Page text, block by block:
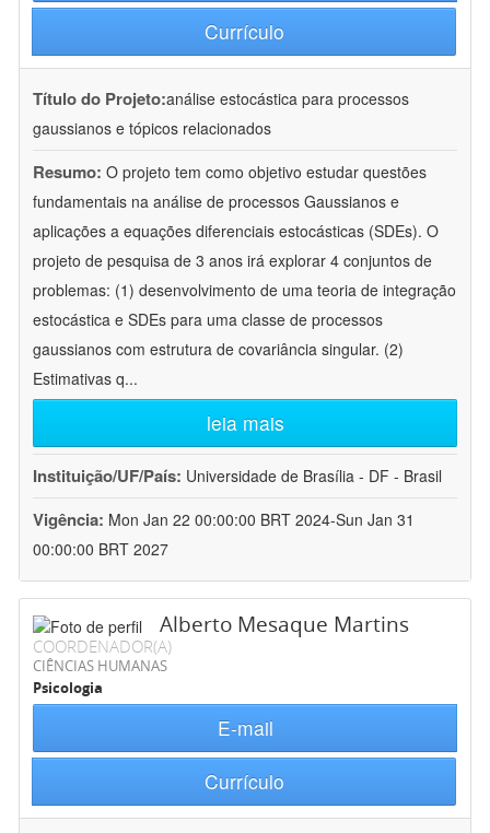
Currículo
Título do Projeto:análise estocástica para processos
gaussianos e tópicos relacionados
Resumo: O projeto tem como objetivo estudar questões
fundamentais na análise de processos Gaussianos e
aplicações a equações diferenciais estocásticas (SDEs). O
projeto de pesquisa de 3 anos irá explorar 4 conjuntos de
problemas: (1) desenvolvimento de uma teoria de integração
estocástica e SDEs para uma classe de processos
gaussianos com estrutura de covariância singular. (2)
Estimativas q...
leia mais
Instituição/UF/País: Universidade de Brasília - DF - Brasil
Vigência: Mon Jan 22 00:00:00 BRT 2024-Sun Jan 31
00:00:00 BRT 2027
Alberto Mesaque Martins
COORDENADOR(A)
CIÊNCIAS HUMANAS
Psicologia
E-mail
Currículo